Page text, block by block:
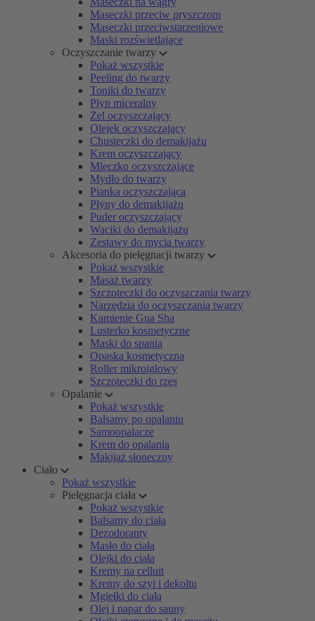
Maseczki przeciw pryszczom
Maseczki przeciwstarzeniowe
Maski rozświetlające
Oczyszczanie twarzy
Pokaż wszystkie
Peeling do twarzy
Toniki do twarzy
Płyn miceralny
Żel oczyszczający
Olejek oczyszczający
Chusteczki do demakijażu
Krem oczyszczający
Mleczko oczyszczające
Mydło do twarzy
Pianka oczyszczająca
Płyny do demakijażu
Puder oczyszczający
Waciki do demakijażu
Zestawy do mycia twarzy
Akcesoria do pielęgnacji twarzy
Pokaż wszystkie
Masaż twarzy
Szczoteczki do oczyszczania twarzy
Narzędzia do oczyszczania twarzy
Kamienie Gua Sha
Lusterko kosmetyczne
Maski do spania
Opaska kosmetyczna
Roller mikroigłowy
Szczoteczki do rzęs
Opalanie
Pokaż wszystkie
Balsamy po opalaniu
Samoopalacze
Krem do opalania
Makijaż słoneczny
Ciało
Pokaż wszystkie
Pielęgnacja ciała
Pokaż wszystkie
Balsamy do ciała
Dezodoranty
Masło do ciała
Olejki do ciała
Kremy na celluit
Kremy do szyi i dekoltu
Mgiełki do ciała
Olej i napar do sauny